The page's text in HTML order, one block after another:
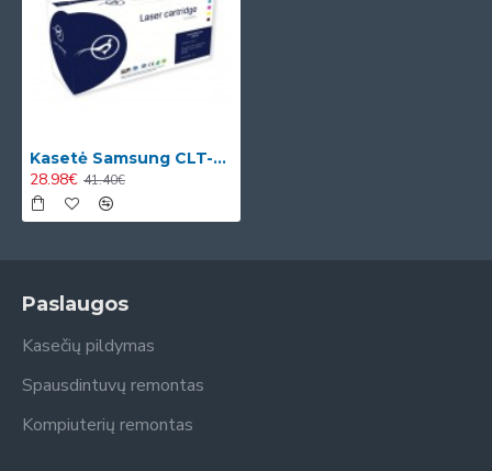
Kasetė Samsung CLT-C504S (SU025A)
28.98€ 41.40€
Paslaugos
Kasečių pildymas
Spausdintuvų remontas
Kompiuterių remontas